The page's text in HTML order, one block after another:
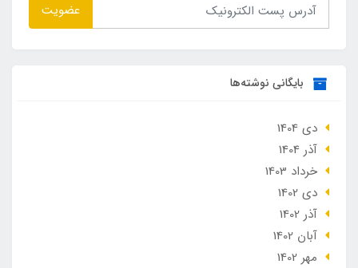
عضویت
بایگانی نوشته‌ها
دی 1404
آذر 1404
خرداد 1403
دی 1402
آذر 1402
آبان 1402
مهر 1402